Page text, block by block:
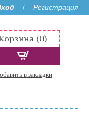
/ Регистрация
(0)
в закладки